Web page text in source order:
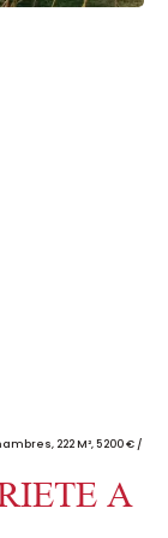
222 M², 5 200 € /
A